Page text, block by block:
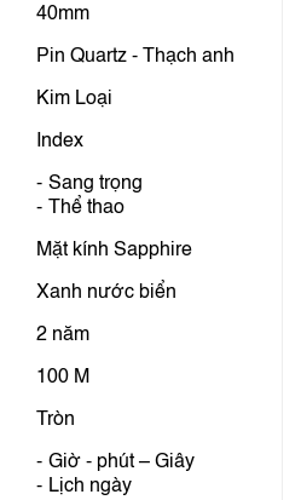
40mm
Pin Quartz - Thạch anh
Kim Loại
Index
Sang trọng
Thể thao
Mặt kính Sapphire
Xanh nước biển
2 năm
100 M
Tròn
Giờ - phút – Giây
Lịch ngày